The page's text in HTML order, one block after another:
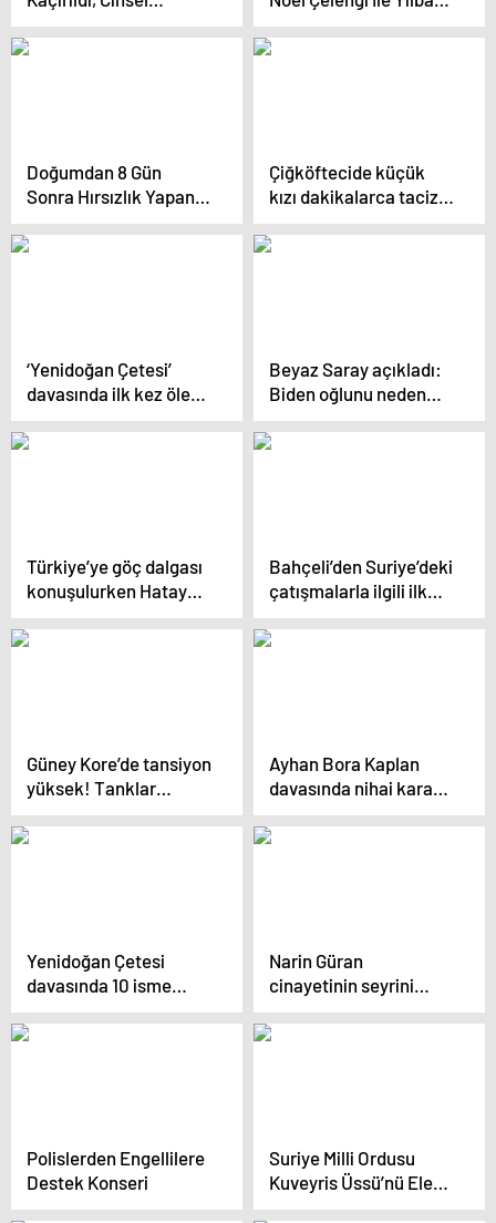
Saldırıya Uğradı
Coşkusuna Katılıyor
Doğumdan 8 Gün
Sonra Hırsızlık Yapan
Genç Kız Yakalandı
Çiğköftecide küçük
kızı dakikalarca taciz
etti
‘Yenidoğan Çetesi’
davasında ilk kez ölen
bebeklerin aileleri
dinleniyor
Beyaz Saray açıkladı:
Biden oğlunu neden
affetti?
Türkiye’ye göç dalgası
konuşulurken Hatay
sınırında Suriyeliler
memleketlerine
Bahçeli’den Suriye’deki
çatışmalarla ilgili ilk
yorum: Esad, Türkiye
ile ön şartsız temas
Güney Kore’de tansiyon
yüksek! Tanklar
sokaklara indi, binlerce
kişi Meclis’e gidiyor
Ayhan Bora Kaplan
davasında nihai karar
belli oldu
Yenidoğan Çetesi
davasında 10 isme
daha tutuklama talebi
Narin Güran
cinayetinin seyrini
değiştirecek ses kaydı:
Onlar kızlarını öldürdü,
Polislerden Engellilere
Destek Konseri
Suriye Milli Ordusu
Kuveyris Üssü’nü Ele
Geçirdi